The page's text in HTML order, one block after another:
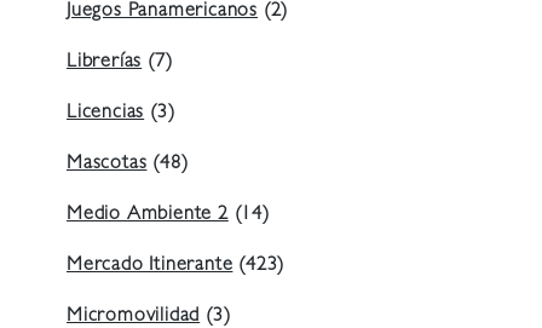
Juegos Panamericanos (2)
Librerías (7)
Licencias (3)
Mascotas (48)
Medio Ambiente 2(14)
Mercado Itinerante (423)
Micromovilidad (3)